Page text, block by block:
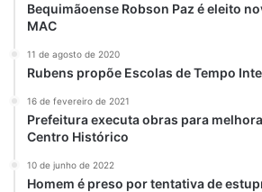
Bequimãoense Robson Paz é eleito
MAC
11 de agosto de 2020
Rubens propõe Escolas de Tempo
16 de fevereiro de 2021
Prefeitura executa obras para
Centro Histórico
10 de junho de 2022
Homem é preso por tentativa de